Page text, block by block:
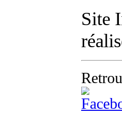
Site